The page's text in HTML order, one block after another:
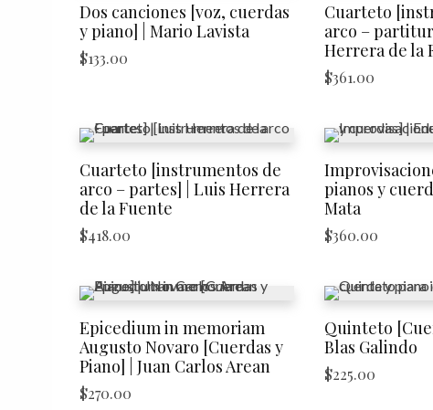
Dos canciones [voz, cuerdas
y piano] | Mario Lavista
$133.00
Cuarteto
arco –
Herrera de la
$361.00
Cuarteto [instrumentos de
arco – partes] | Luis Herrera
de la Fuente
$418.00
pianos y
Mata
$360.00
Epicedium in memoriam
Augusto Novaro [Cuerdas y
Piano] | Juan Carlos Arean
$270.00
Quinteto
Blas Galindo
$225.00